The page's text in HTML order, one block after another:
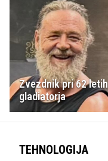
Zvezdnik pri 62
gladiatorja
TEHNOLOGIJA